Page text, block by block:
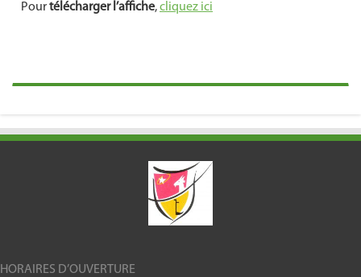
Pourtélécharger l’affiche,cliquez ici
HORAIRES D’OUVERTURE